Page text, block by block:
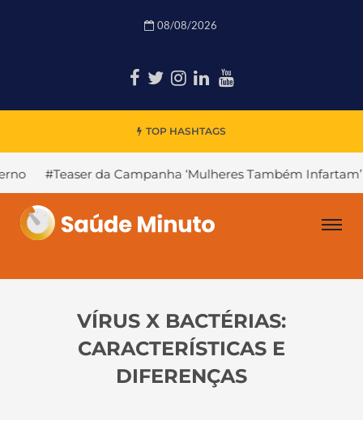
08/08/2026
TOP HASHTAGS
da Campanha ‘Mulheres Também Infartam’
VÍRUS X BACTÉRIAS:
CARACTERÍSTICAS E
DIFERENÇAS